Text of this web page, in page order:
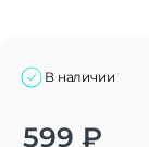
В наличии
599 ₽
Alternative: